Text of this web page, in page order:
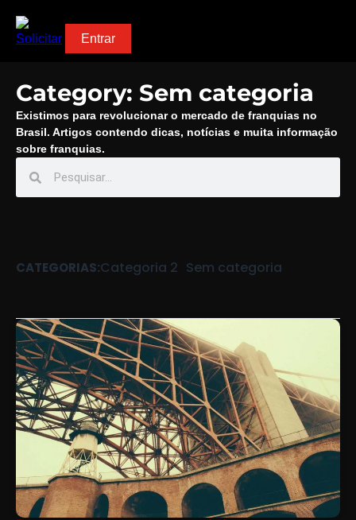
Solicitar Entrar
Category: Sem categoria
Existimos para revolucionar o mercado de franquias no
Brasil. Artigos contendo dicas, notícias e muita informação
sobre franquias.
CATEGORIAS:Categoria 2 Sem categoria